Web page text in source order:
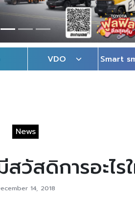
VDO Smart
News
วัสดิการอะไ
14, 2018